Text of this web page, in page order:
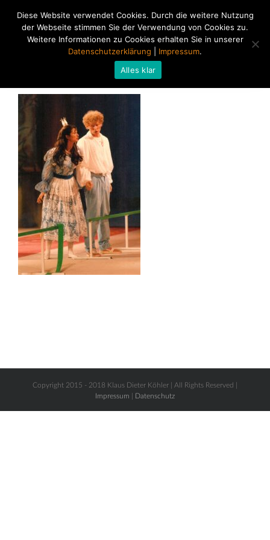
Copyright 2015 - 2018 Klaus Dieter Köhler | All Rights Reserved |
Impressum
Datenschutz
Diese Website verwendet Cookies. Durch die weitere Nutzung
der Webseite stimmen Sie der Verwendung von Cookies zu.
Weitere Informationen zu Cookies erhalten Sie in unserer
Datenschutzerklärung
Impressum.
Alles klar